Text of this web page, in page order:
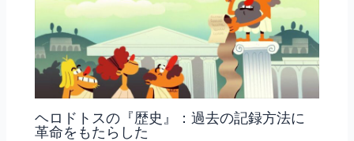
ヘロドトスの『歴史』：過去の記録方法に
革命をもたらした